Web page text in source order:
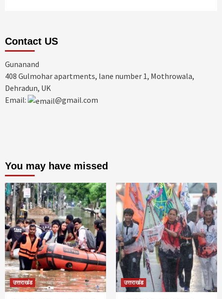
Contact US
Gunanand
408 Gulmohar apartments, lane number 1, Mothrowala,
Dehradun, UK
Email:
@gmail.com
You may have missed
उत्तराखंड उत्तराखंड